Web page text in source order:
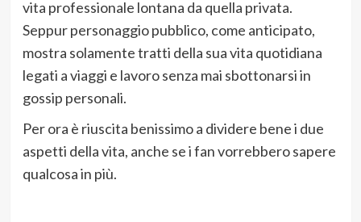
vita professionale lontana da quella privata.
Seppur personaggio pubblico, come anticipato,
mostra solamente tratti della sua vita quotidiana
legati a viaggi e lavoro senza mai sbottonarsi in
gossip personali.
Per ora è riuscita benissimo a dividere bene i due
aspetti della vita, anche se i fan vorrebbero sapere
qualcosa in più.